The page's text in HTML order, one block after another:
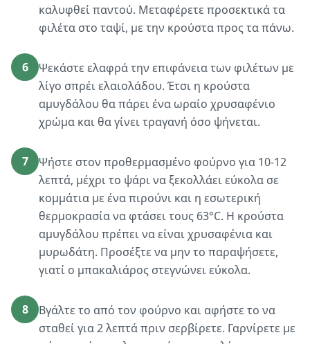
καλυφθεί παντού. Μεταφέρετε προσεκτικά τα
φιλέτα στο ταψί, με την κρούστα προς τα πάνω.
6
Ψεκάστε ελαφρά την επιφάνεια των φιλέτων με
λίγο σπρέι ελαιολάδου. Έτσι η κρούστα
αμυγδάλου θα πάρει ένα ωραίο χρυσαφένιο
χρώμα και θα γίνει τραγανή όσο ψήνεται.
7
Ψήστε στον προθερμασμένο φούρνο για 10-12
λεπτά, μέχρι το ψάρι να ξεκολλάει εύκολα σε
κομμάτια με ένα πιρούνι και η εσωτερική
θερμοκρασία να φτάσει τους 63°C. Η κρούστα
αμυγδάλου πρέπει να είναι χρυσαφένια και
μυρωδάτη. Προσέξτε να μην το παραψήσετε,
γιατί ο μπακαλιάρος στεγνώνει εύκολα.
8
Βγάλτε το από τον φούρνο και αφήστε το να
σταθεί για 2 λεπτά πριν σερβίρετε. Γαρνίρετε με